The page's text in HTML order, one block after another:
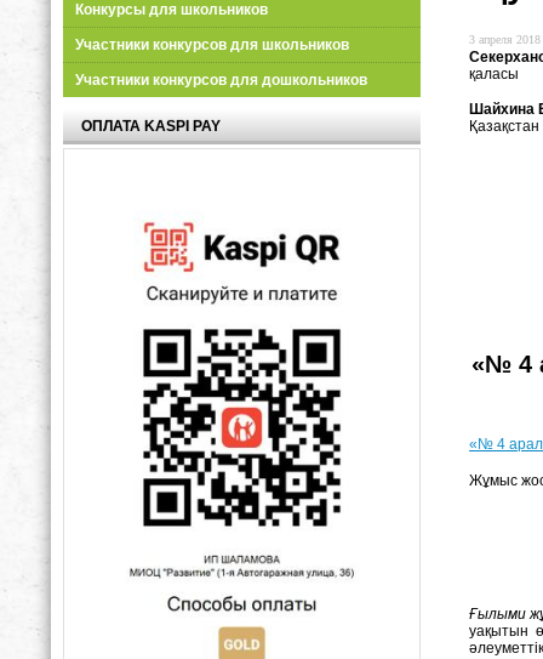
Конкурсы для школьников
Участники конкурсов для школьников
Участники конкурсов для дошкольников
ОПЛАТА KASPI PAY
3 апреля 2018
қаласы
Шайхина
«№ 4
«№ 4
Жұмыс
Ғылыми
уақытын